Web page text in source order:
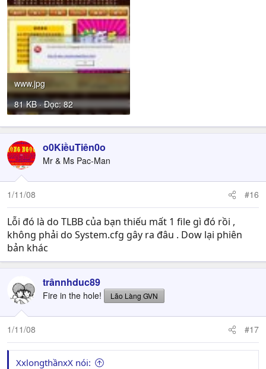
www.jpg
81 KB · Đọc: 82
o0KiềuTiên0o
Mr & Ms Pac-Man
1/11/08 #16
Lỗi đó là do TLBB của bạn thiếu mất 1 file gì đó rồi ,
không phải do System.cfg gây ra đâu . Dow lại phiên
bản khác
trânnhduc89
Fire in the hole! Lão Làng GVN
1/11/08 #17
XxlongthầnxX nói: